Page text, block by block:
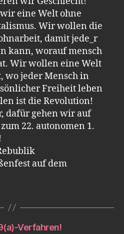
eine Welt ohne
Wir wollen die
damit jede_r
kann, worauf mensch
Wir wollen eine Welt
wo jeder Mensch in
Freiheit leben
ist die Revolution!
dafür gehen wir auf
22. autonomen 1.
auf dem
Verfahren!